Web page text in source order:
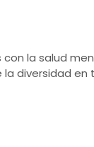
la salud
la diversidad en